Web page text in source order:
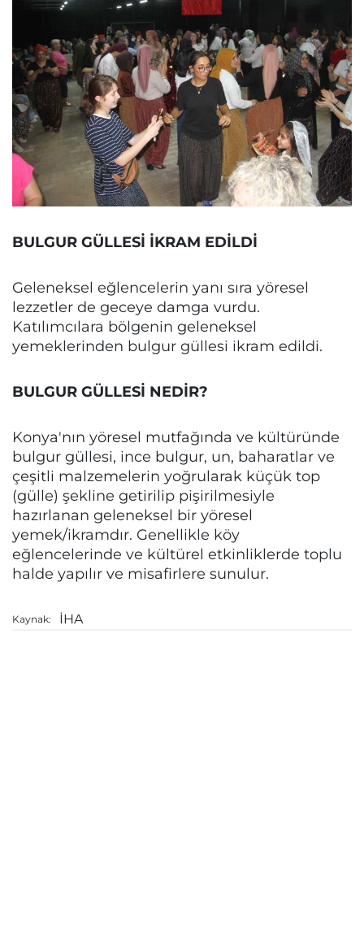
BULGUR GÜLLESİ İKRAM EDİLDİ
Geleneksel eğlencelerin yanı sıra yöresel
lezzetler de geceye damga vurdu.
Katılımcılara bölgenin geleneksel
yemeklerinden bulgur güllesi ikram edildi.
BULGUR GÜLLESİ NEDİR?
Konya'nın yöresel mutfağında ve kültüründe
bulgur güllesi, ince bulgur, un, baharatlar ve
çeşitli malzemelerin yoğrularak küçük top
(gülle) şekline getirilip pişirilmesiyle
hazırlanan geleneksel bir yöresel
yemek/ikramdır. Genellikle köy
eğlencelerinde ve kültürel etkinliklerde toplu
halde yapılır ve misafirlere sunulur.
Kaynak: İHA